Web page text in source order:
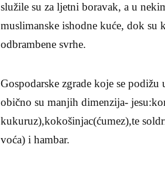
služile su za ljetni boravak, a u
muslimanske ishodne kuće, dok su
odbrambene svrhe.
Gospodarske zgrade koje se
obično su manjih dimenzija-
kukuruz),kokošinjac(ćumez),te
voća) i hambar.